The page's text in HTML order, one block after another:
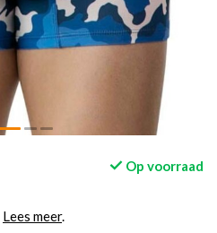
Op voorraad
Lees meer.